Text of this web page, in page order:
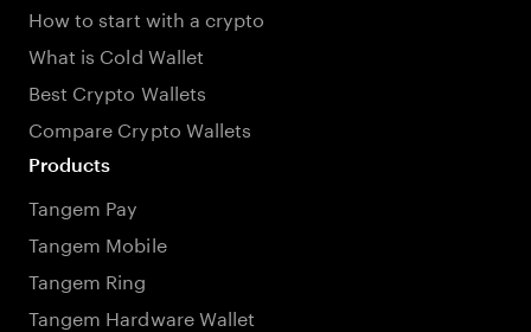
How to start with a crypto
What is Cold Wallet
Best Crypto Wallets
Compare Crypto Wallets
Products
Tangem Pay
Tangem Mobile
Tangem Ring
Tangem Hardware Wallet